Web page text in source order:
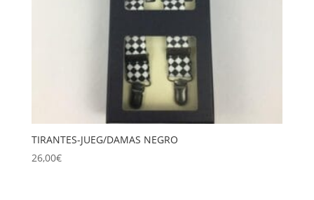
TIRANTES-JUEG/DAMAS NEGRO
26,00€